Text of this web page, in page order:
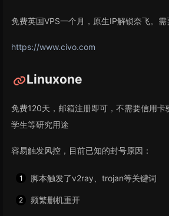
免费英国VPS一个月，原生IP解锁奈飞。
https://www.civo.com
Linuxone
免费120天，邮箱注册即可，不需要信用卡
学生等研究用途
容易触发风控，目前已知的封号原因：
脚本触发了v2ray、trojan等关键词
频繁删机重开